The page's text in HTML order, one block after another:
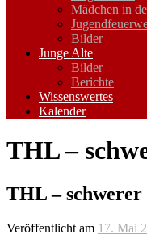
Mädchen in
Bilder
Junge Alte
Bilder
Berichte
Wissenswertes
Kalender
THL –
THL –
Veröffentlicht am 17. Mai